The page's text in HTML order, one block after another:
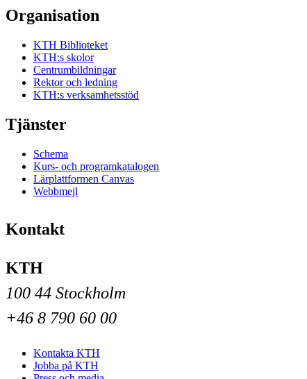
Organisation
KTH Biblioteket
KTH:s skolor
Centrumbildningar
Rektor och ledning
KTH:s verksamhetsstöd
Tjänster
Schema
Kurs- och programkatalogen
Lärplattformen Canvas
Webbmejl
Kontakt
KTH
100 44 Stockholm
+46 8 790 60 00
Kontakta KTH
Jobba på KTH